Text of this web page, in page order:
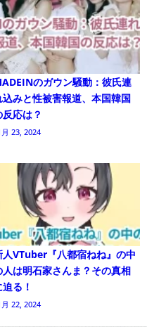
のガウン騒動：彼氏連
込みと性被害報道、本国韓国
反応は？
月 23, 2024
人VTuber『八都宿ねね』の中
人は明石家さんま？その真相
迫る！
月 22, 2024